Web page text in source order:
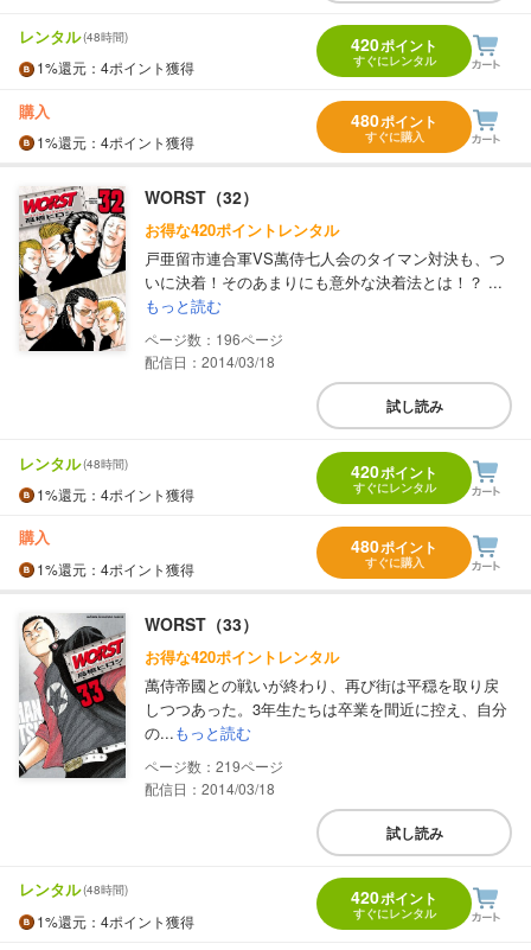
レンタル(48時間)
1%還元 ：4ポイント獲得
420ポイント
すぐにレンタル
購入
1%還元 ：4ポイント獲得
480ポイント
すぐに購入
WORST（32）
お得な420ポイントレンタル
戸亜留市連合軍VS萬侍七人会のタイマン対決も、つ
いに決着！そのあまりにも意外な決着法とは！？ ...
もっと読む
196
配信日：2014/03/18
試し読み
レンタル(48時間)
1%還元 ：4ポイント獲得
420ポイント
すぐにレンタル
購入
1%還元 ：4ポイント獲得
480ポイント
すぐに購入
WORST（33）
お得な420ポイントレンタル
萬侍帝國との戦いが終わり、再び街は平穏を取り戻
しつつあった。3年生たちは卒業を間近に控え、自分
の...もっと読む
219
配信日：2014/03/18
試し読み
レンタル(48時間)
1%還元 ：4ポイント獲得
420ポイント
すぐにレンタル